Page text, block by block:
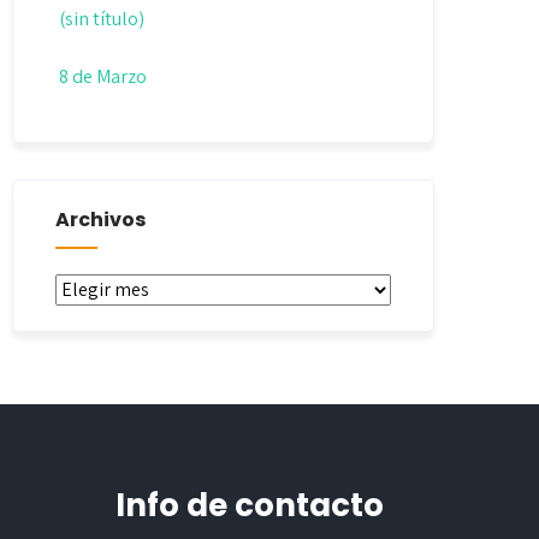
(sin título)
8 de Marzo
Archivos
Archivos
Info de contacto